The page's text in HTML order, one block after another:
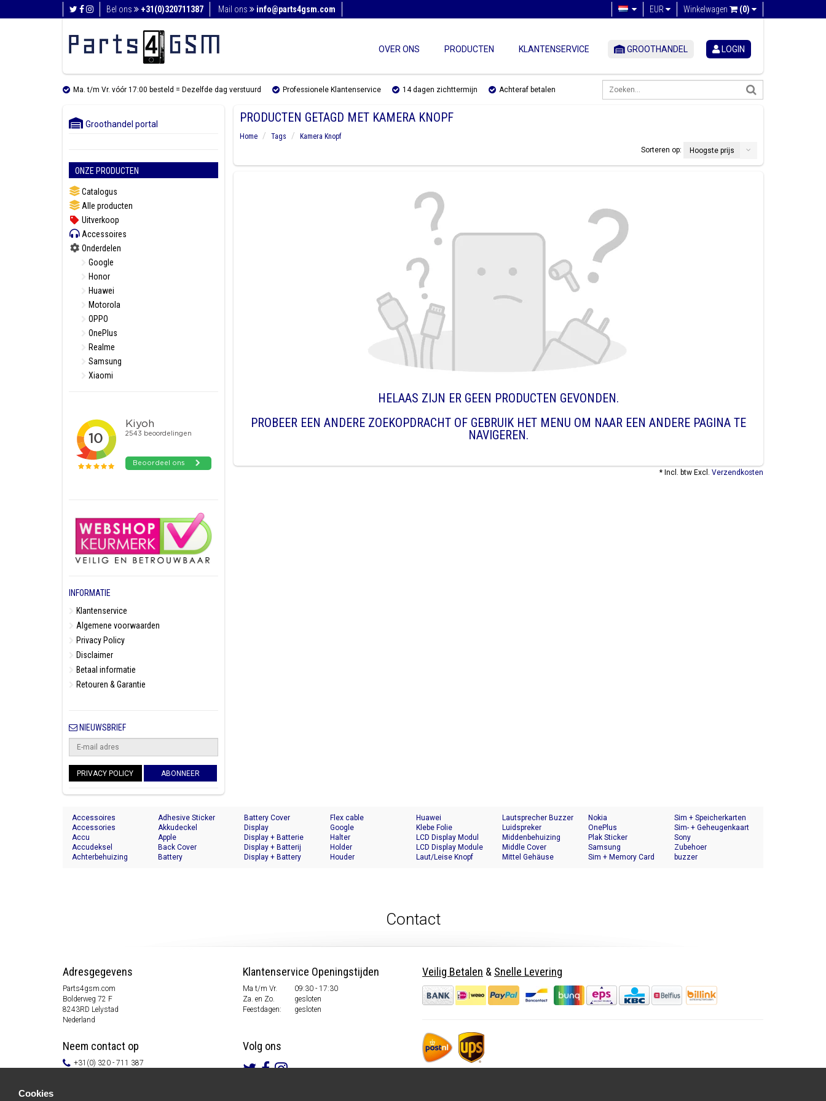
Bel ons +31(0)320711387 Mail ons info@parts4gsm.com Winkelwagen (0)
EUR
OVER ONS PRODUCTEN KLANTENSERVICE GROOTHANDEL LOGIN
Ma. t/m Vr. vóór 17:00 besteld = Dezelfde dag verstuurd Professionele Klantenservice 14 dagen zichttermijn Achteraf betalen
Groothandel portal
ONZE PRODUCTEN
Catalogus
Alle producten
Uitverkoop
Accessoires
Onderdelen
Google
Honor
Huawei
Motorola
OPPO
OnePlus
Realme
Samsung
Xiaomi
INFORMATIE
Klantenservice
Algemene voorwaarden
Privacy Policy
Disclaimer
Betaal informatie
Retouren & Garantie
NIEUWSBRIEF
PRIVACY POLICY ABONNEER
PRODUCTEN GETAGD MET KAMERA KNOPF
Home Tags
Kamera Knopf
Sorteren op:
Hoogste prijs
HELAAS ZIJN ER GEEN PRODUCTEN GEVONDEN.
PROBEER EEN ANDERE ZOEKOPDRACHT OF GEBRUIK HET MENU OM NAAR EEN ANDERE PAGINA TE
NAVIGEREN.
* Incl. btw Excl. Verzendkosten
Accessoires
Accessories
Accu
Accudeksel
Achterbehuizing
Adhesive Sticker
Akkudeckel
Apple
Back Cover
Battery
Battery Cover
Display
Display + Batterie
Display + Batterij
Display + Battery
Flex cable
Google
Halter
Holder
Houder
Huawei
Klebe Folie
LCD Display Modul
LCD Display Module
Laut/Leise Knopf
Lautsprecher Buzzer
Luidspreker
Middenbehuizing
Middle Cover
Mittel Gehäuse
Nokia
OnePlus
Plak Sticker
Samsung
Sim + Memory Card
Sim + Speicherkarten
Halter
Sim- + Geheugenkaart
Houder
Sony
Zubehoer
buzzer
Contact
Adresgegevens
Parts4gsm.com
Bolderweg 72 F
8243RD Lelystad
Nederland
Neem contact op
+31(0) 320 - 711 387
Klantenservice Openingstijden
Ma t/m Vr.
09:30 - 17:30
Za. en Zo.
gesloten
Feestdagen:
gesloten
Volg ons
Veilig Betalen & Snelle Levering
Cookies